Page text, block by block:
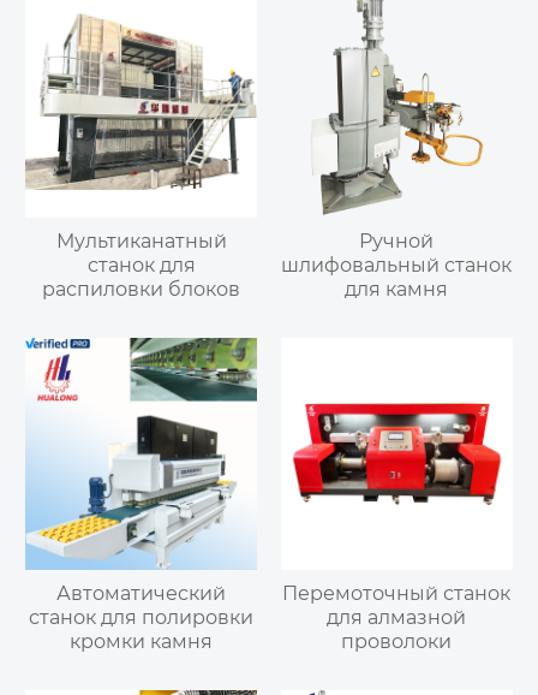
Мультиканатный
станок для
распиловки блоков
Ручной
шлифовальный станок
для камня
Автоматический
станок для полировки
кромки камня
Перемоточный станок
для алмазной
проволоки